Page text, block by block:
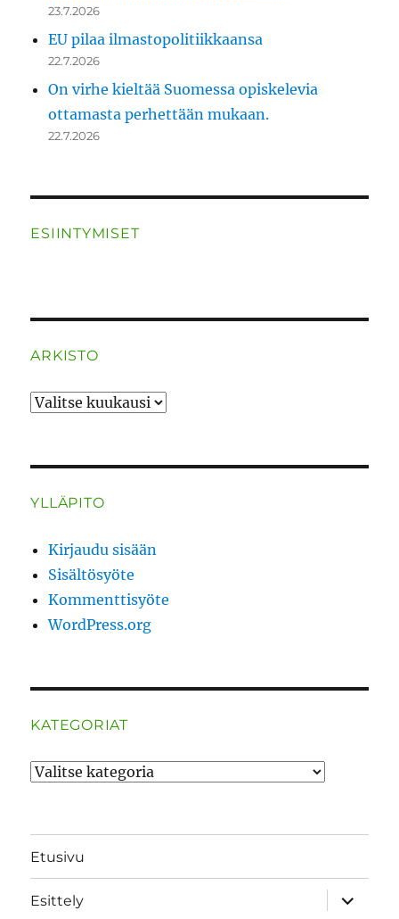
23.7.2026
EU pilaa ilmastopolitiikkaansa
22.7.2026
On virhe kieltää Suomessa opiskelevia
ottamasta perhettään mukaan.
22.7.2026
ESIINTYMISET
ARKISTO
ARKISTO
YLLÄPITO
Kirjaudu sisään
Sisältösyöte
Kommenttisyöte
WordPress.org
KATEGORIAT
Kategoriat
Etusivu
Esittely
näytä